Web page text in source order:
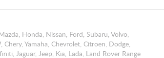
Honda, Nissan, Ford, Subaru, Volvo,
Chery, Yamaha, Chevrolet, Citroen, Dodge,
Jaguar, Jeep, Kia, Lada, Land Rover Range